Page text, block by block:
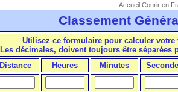
Accueil Courir en
Classement
Utilisez ce formulaire pour calculer votre
Les décimales, doivent toujours être séparées
Distance
Heures Minutes